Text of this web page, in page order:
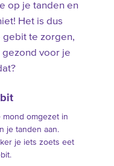
op je tanden en
Het is dus
te zorgen,
voor je
omgezet in
je tanden aan.
je iets zoets eet